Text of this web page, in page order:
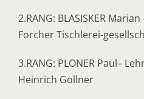
2.RANG: BLASISKER
Forcher Tischlerei-
3.RANG: PLONER Paul–
Heinrich Gollner